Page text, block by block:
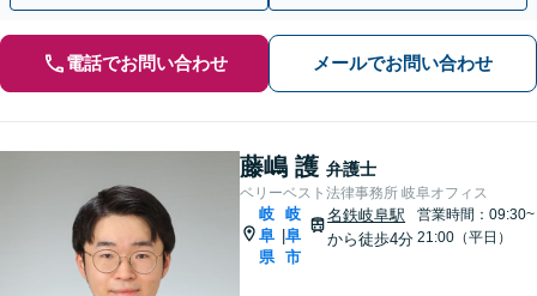
電話でお問い合わせ メールでお問い合わせ
藤嶋 護 弁護士
ベリーベスト法律事務所 岐阜オフィス
岐
阜
県
|
岐
阜
市
名鉄岐阜駅
から徒歩4分
営業時間：09:30~
21:00（平日）